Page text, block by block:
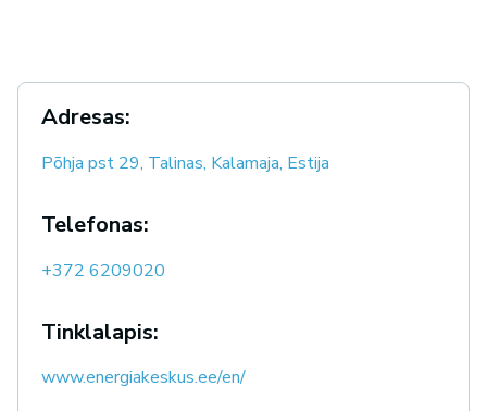
Adresas:
Põhja pst 29, Talinas, Kalamaja, Estija
Telefonas:
+372 6209020
Tinklalapis:
www.energiakeskus.ee/en/